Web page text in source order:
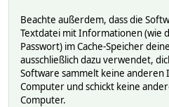
Beachte außerdem, dass die
Textdatei mit Informationen (wie
Passwort) im Cache-Speicher
ausschließlich dazu verwendet,
Software sammelt keine
Computer und schickt keine
Computer.